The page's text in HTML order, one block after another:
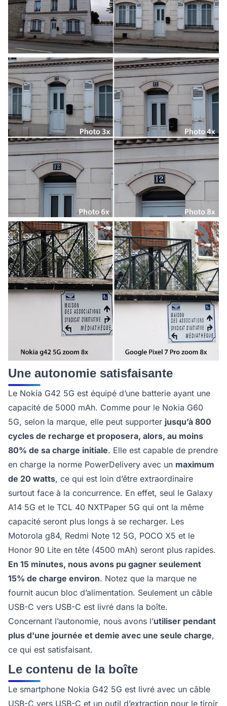
Une autonomie satisfaisante
Le Nokia G42 5G est équipé d’une batterie ayant une
capacité de 5000 mAh. Comme pour le Nokia G60
5G, selon la marque, elle peut supporter jusqu’à 800
cycles de recharge et proposera, alors, au moins
80% de sa charge initiale. Elle est capable de prendre
en charge la norme PowerDelivery avec un maximum
de 20 watts, ce qui est loin d’être extraordinaire
surtout face à la concurrence. En effet, seul le Galaxy
A14 5G et le TCL 40 NXTPaper 5G qui ont la même
capacité seront plus longs à se recharger. Les
Motorola g84, Redmi Note 12 5G, POCO X5 et le
Honor 90 Lite en tête (4500 mAh) seront plus rapides.
En 15 minutes, nous avons pu gagner seulement
15% de charge environ. Notez que la marque ne
fournit aucun bloc d’alimentation. Seulement un câble
USB-C vers USB-C est livré dans la boîte.
Concernant l’autonomie, nous avons l’utiliser pendant
plus d'une journée et demie avec une seule charge,
ce qui est satisfaisant.
Le contenu de la boîte
Le smartphone Nokia G42 5G est livré avec un câble
USB-C vers USB-C et un outil d’extraction pour le tiroir